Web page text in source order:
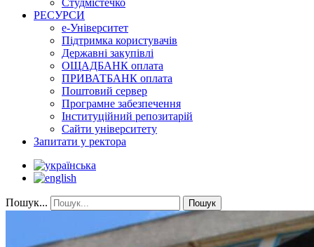
РЕСУРСИ
е-Університет
Підтримка користувачів
Державні закупівлі
ОЩАДБАНК оплата
ПРИВАТБАНК оплата
Поштовий сервер
Програмне забезпечення
Інституційний репозитарій
Сайти університету
Запитати у ректора
Пошук... Пошук